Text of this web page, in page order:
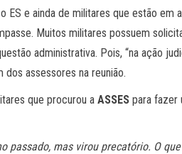
e ainda de militares que estão em
Muitos militares possuem
administrativa. Pois, “na ação
assessores na reunião.
que procurou a ASSES para fazer
passado, mas virou precatório. O